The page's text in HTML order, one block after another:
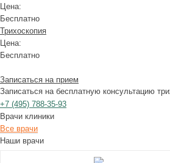
Цена:
Бесплатно
Трихоскопия
Цена:
Бесплатно
Записаться на прием
Записаться на бесплатную консультацию
+7 (495) 788-35-93
Врачи клиники
Все врачи
Наши врачи